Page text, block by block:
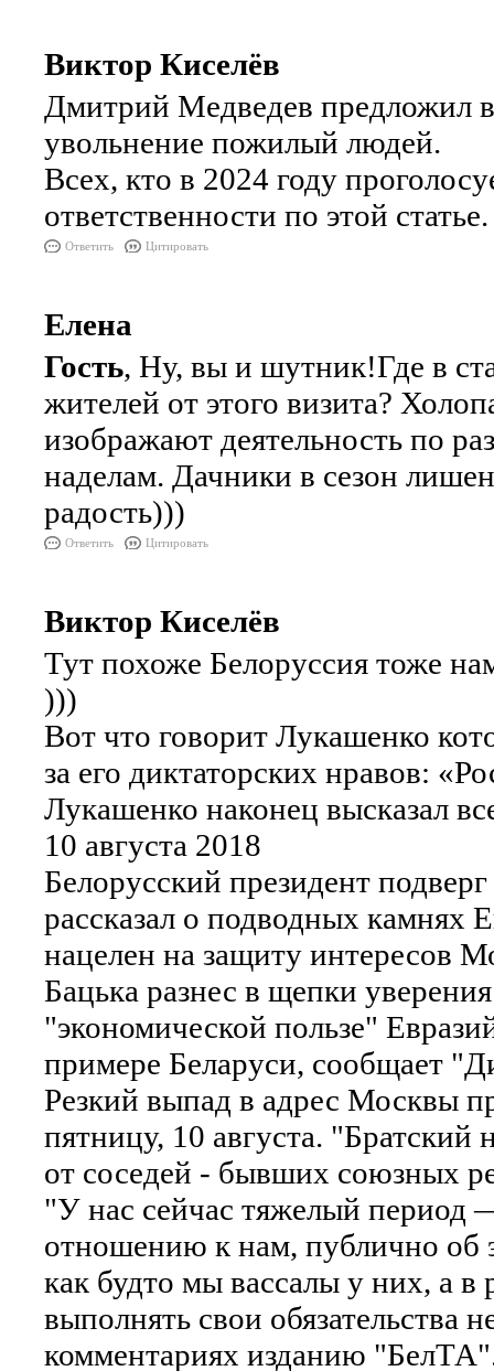
Виктор Киселёв
Дмитрий Медведев предложил
увольнение пожилый людей.
Всех, кто в 2024 году
ответственности по этой статье.
Ответить Цитировать
Елена
Гость, Ну, вы и шутник!Где в
жителей от этого визита?
изображают деятельность по
наделам. Дачники в сезон
радость)))
Ответить Цитировать
Виктор Киселёв
Тут похоже Белоруссия тоже
)))
Вот что говорит Лукашенко
за его диктаторских нравов:
Лукашенко наконец высказал
10 августа 2018
Белорусский президент
рассказал о подводных камнях
нацелен на защиту интересов
Бацька разнес в щепки
"экономической пользе"
примере Беларуси, сообщает
Резкий выпад в адрес Москвы
пятницу, 10 августа. "Братский
от соседей - бывших союзных
"У нас сейчас тяжелый период
отношению к нам, публично об
как будто мы вассалы у них, а
выполнять свои обязательства
комментариях изданию